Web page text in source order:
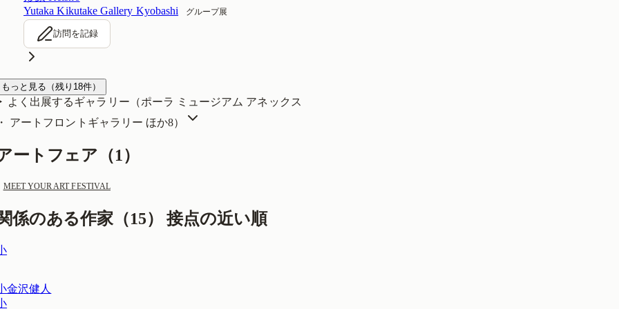
Yutaka Kikutake Gallery Kyobashi
グループ展
訪問を記録
もっと見る （残り 18件）
よく出展するギャラリー（ポーラ ミュージアム アネックス
アートフロントギャラリー ほか8）
ートフェア（1）
MEET YOUR ART FESTIVAL
係のある作家（15） 接点の近い順
金沢健人